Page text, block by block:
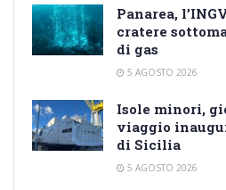
Panarea,
cratere
di gas
5 AGOSTO 2026
Isole minori,
viaggio
di Sicilia
5 AGOSTO 2026